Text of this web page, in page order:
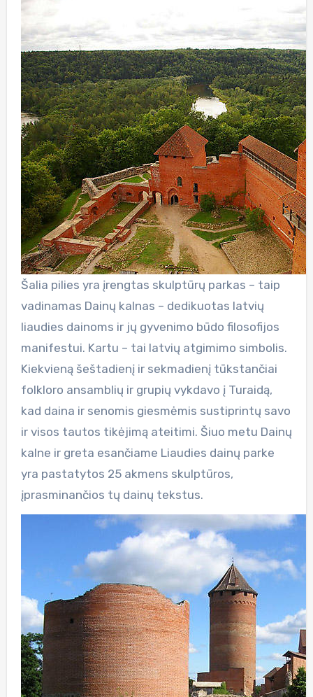
Šalia pilies yra įrengtas skulptūrų parkas – taip
vadinamas Dainų kalnas – dedikuotas latvių
liaudies dainoms ir jų gyvenimo būdo filosofijos
manifestui. Kartu – tai latvių atgimimo simbolis.
Kiekvieną šeštadienį ir sekmadienį tūkstančiai
folkloro ansamblių ir grupių vykdavo į Turaidą,
kad daina ir senomis giesmėmis sustiprintų savo
ir visos tautos tikėjimą ateitimi. Šiuo metu Dainų
kalne ir greta esančiame Liaudies dainų parke
yra pastatytos 25 akmens skulptūros,
įprasminančios tų dainų tekstus.